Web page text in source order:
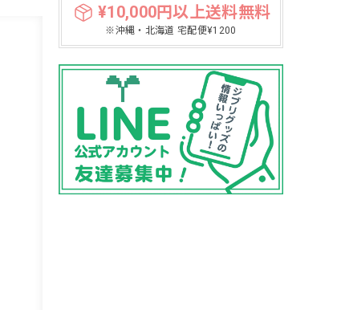
¥10,000円以上送料無料
※沖縄・北海道 宅配便¥1200